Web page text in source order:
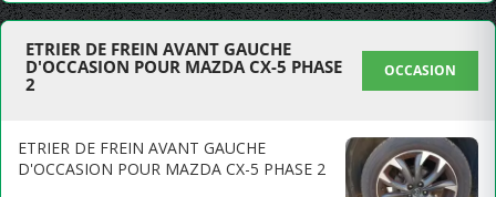
ETRIER DE FREIN AVANT GAUCHE
D'OCCASION POUR MAZDA CX-5 PHASE
2
OCCASION
ETRIER DE FREIN AVANT GAUCHE
D'OCCASION POUR MAZDA CX-5 PHASE 2